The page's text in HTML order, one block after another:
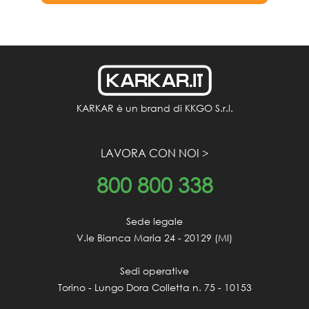
KARKAR è un brand di KKGO S.r.l.
LAVORA CON NOI >
800800 338
Sede legale
V.le Bianca Maria 24 - 20129 (MI)
Sedi operative
Torino - Lungo Dora Colletta n. 75 - 10153